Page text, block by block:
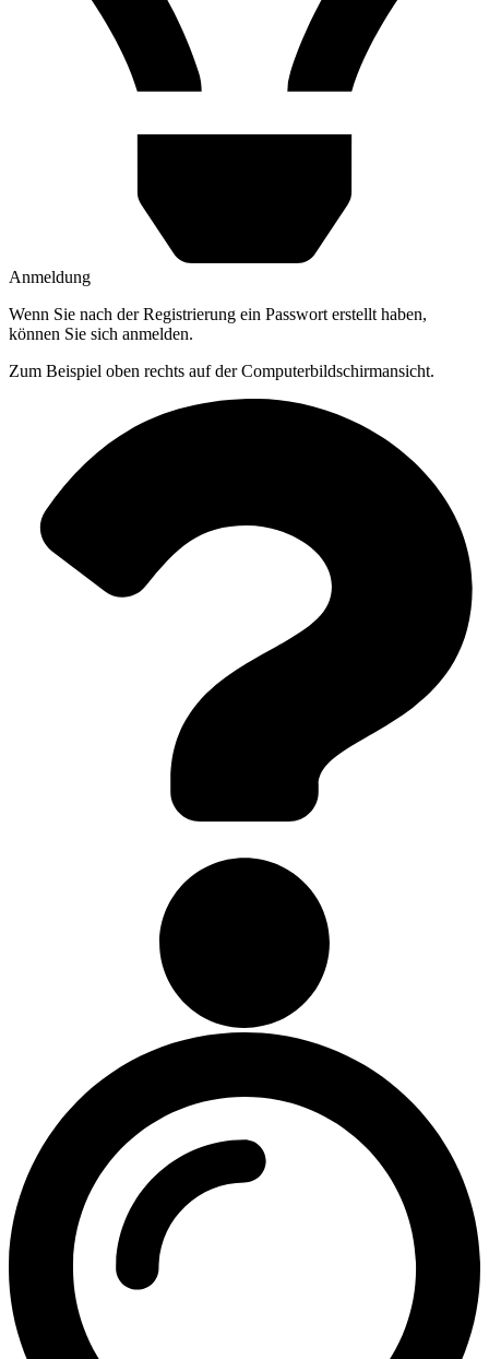
Anmeldung
Wenn Sie nach der Registrierung ein Passwort erstellt haben,
können Sie sich anmelden.
Zum Beispiel oben rechts auf der Computerbildschirmansicht.